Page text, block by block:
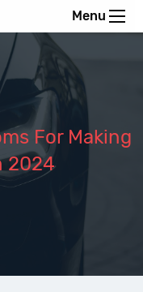
Menu
For Making
2024